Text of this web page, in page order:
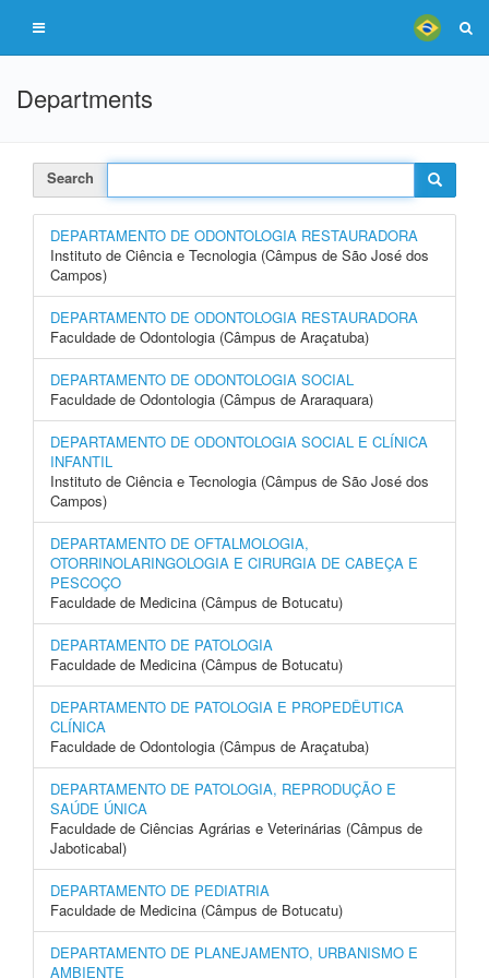
Departments
Search
DEPARTAMENTO DE ODONTOLOGIA RESTAURADORA
Instituto de Ciência e Tecnologia (Câmpus de São José dos
Campos)
DEPARTAMENTO DE ODONTOLOGIA RESTAURADORA
Faculdade de Odontologia (Câmpus de Araçatuba)
DEPARTAMENTO DE ODONTOLOGIA SOCIAL
Faculdade de Odontologia (Câmpus de Araraquara)
DEPARTAMENTO DE ODONTOLOGIA SOCIAL E CLÍNICA
INFANTIL
Instituto de Ciência e Tecnologia (Câmpus de São José dos
Campos)
DEPARTAMENTO DE OFTALMOLOGIA,
OTORRINOLARINGOLOGIA E CIRURGIA DE CABEÇA E
PESCOÇO
Faculdade de Medicina (Câmpus de Botucatu)
DEPARTAMENTO DE PATOLOGIA
Faculdade de Medicina (Câmpus de Botucatu)
DEPARTAMENTO DE PATOLOGIA E PROPEDÊUTICA
CLÍNICA
Faculdade de Odontologia (Câmpus de Araçatuba)
DEPARTAMENTO DE PATOLOGIA, REPRODUÇÃO E
SAÚDE ÚNICA
Faculdade de Ciências Agrárias e Veterinárias (Câmpus de
Jaboticabal)
DEPARTAMENTO DE PEDIATRIA
Faculdade de Medicina (Câmpus de Botucatu)
DEPARTAMENTO DE PLANEJAMENTO, URBANISMO E
AMBIENTE